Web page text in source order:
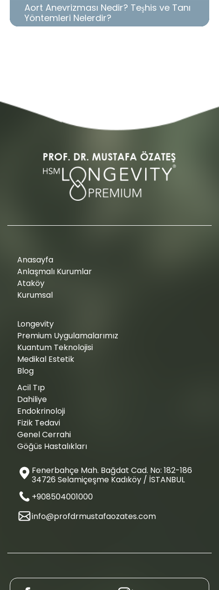
Aort Anevrizması Nedir? Teşhis ve Tanı
Yöntemleri Nelerdir?
Anasayfa
Anlaşmalı Kurumlar
Ataköy
Kurumsal
Longevity
Premium Uygulamalarımız
Kuantum Teknolojisi
Medikal Estetik
Blog
Acil Tıp
Dahiliye
Endokrinoloji
Fizik Tedavi
Genel Cerrahi
Göğüs Hastalıkları
Fenerbahçe Mah. Bağdat Cad. No: 182-186
34726 Selamiçeşme Kadıköy / İSTANBUL
+908504001000
info@profdrmustafaozates.com